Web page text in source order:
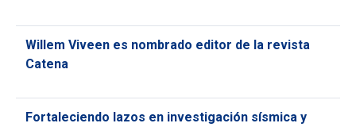
Willem Viveen es nombrado editor de la revista
Catena
Fortaleciendo lazos en investigación sísmica y